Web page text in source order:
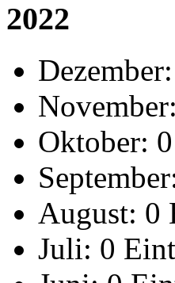
2022
Dezember:
November:
Oktober:
August: 0
Juli: 0